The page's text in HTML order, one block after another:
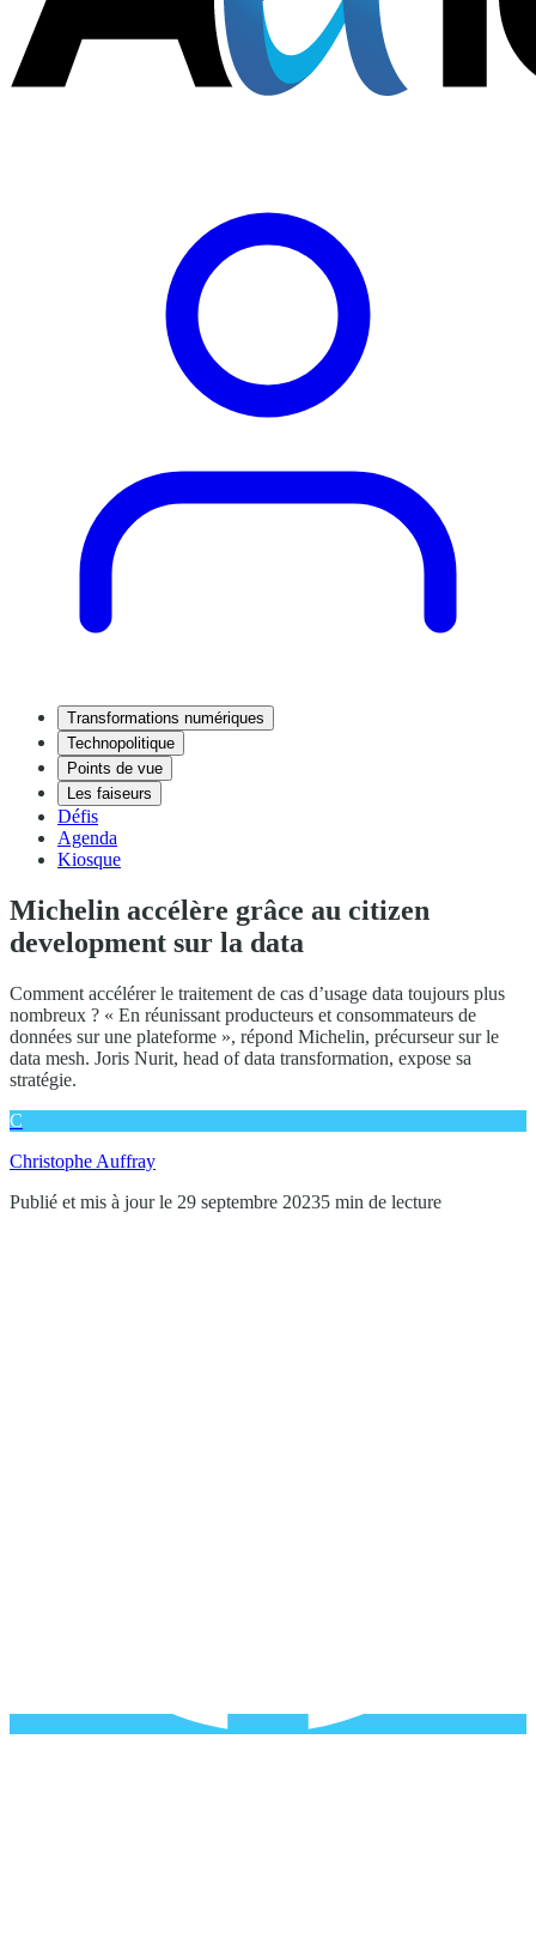
Transformations numériques
Technopolitique
Points de vue
Les faiseurs
Défis
Agenda
Kiosque
Michelin accélère grâce au citizen
development sur la data
Comment accélérer le traitement de cas d’usage data toujours plus
nombreux ? « En réunissant producteurs et consommateurs de
données sur une plateforme », répond Michelin, précurseur sur le
data mesh. Joris Nurit, head of data transformation, expose sa
stratégie.
C
Christophe Auffray
Publié et mis à jour le 29 septembre 20235 min de lecture